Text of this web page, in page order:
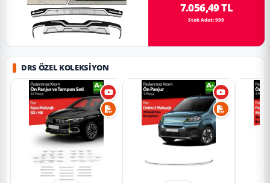
7.056,49 TL
Stok Adet: 999
DRS ÖZEL KOLEKSIYON